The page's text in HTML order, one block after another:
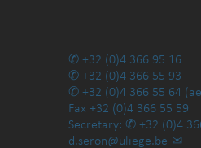
+32 (0)4 366 95 16
+32 (0)4 366 55 93
+32 (0)4 366 55 64
Fax +32 (0)4 366 55 59
Secretary:
+32 (0)4
d.seron@uliege.be